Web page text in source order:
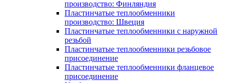
производство: Финляндия
Пластинчатые теплообменники
производство: Швеция
Пластинчатые теплообменники с наружной
резьбой
Пластинчатые теплообменники резьбовое
присоединение
Пластинчатые теплообменники фланцевое
присоединение